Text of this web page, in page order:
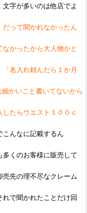
字が多いのは他店でよ
って聞かれなかったん
なかったから大人物かと
「名入れ頼んだら１か月
かいこと書いてないから
したらウエスト１００ｃ
こんなに記載するん
くのお客様に販売して
先の理不尽なクレーム
れで聞かれたことだけ回